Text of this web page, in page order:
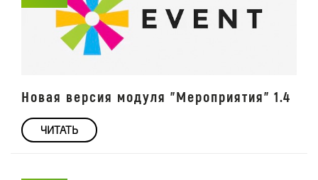
Новая версия модуля "Мероприятия" 1.4
ЧИТАТЬ